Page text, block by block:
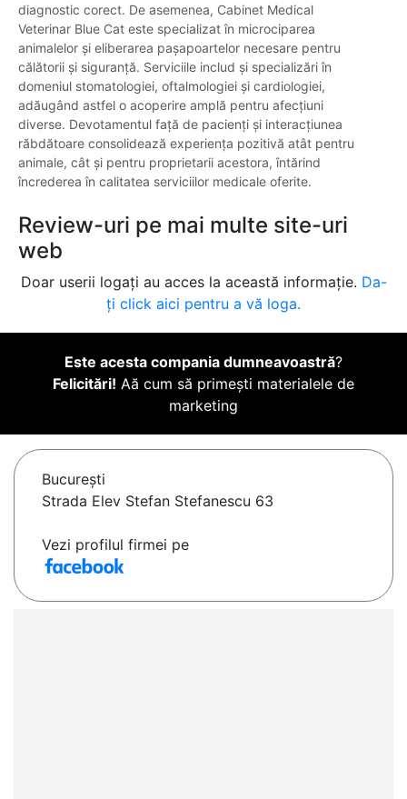
diagnostic corect. De asemenea, Cabinet Medical
Veterinar Blue Cat este specializat în microciparea
animalelor și eliberarea pașapoartelor necesare pentru
călătorii și siguranță. Serviciile includ și specializări în
domeniul stomatologiei, oftalmologiei și cardiologiei,
adăugând astfel o acoperire amplă pentru afecțiuni
diverse. Devotamentul față de pacienți și interacțiunea
răbdătoare consolidează experiența pozitivă atât pentru
animale, cât și pentru proprietarii acestora, întărind
încrederea în calitatea serviciilor medicale oferite.
Review-uri pe mai multe site-uri
web
Doar userii logați au acces la această informație. Da-
ți click aici pentru a vă loga.
Este acesta compania dumneavoastră?
Felicitări! Aă cum să primești materialele de
marketing
Bucureşti
Strada Elev Stefan Stefanescu 63
Vezi profilul firmei pe